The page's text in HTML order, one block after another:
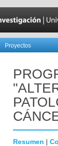
Proyectos
Resumen |